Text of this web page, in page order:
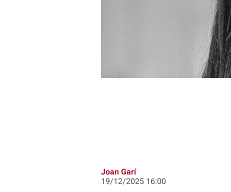
Joan Garí
19/12/2025 16:00